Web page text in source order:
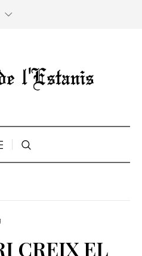
CREIX EL